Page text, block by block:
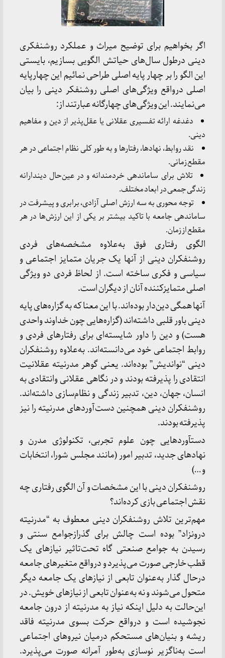
اگر بخواهیم برای توضیح میراث و عملکرد روشنفکری
دینی درطول سال‌های حیاتش الگویی بسازیم، بایستی
این الگو را بر چهار پایه اصلی طراحی نمائیم این چهارپایه
اصلی درواقع ویژگی‌های اصلی روشنفکر دینی را بیان
می‌نمایند. این ویژگی‌های چهارگانه عبارتند از:
دغدغه ارائه تفسیری عقلانی یا عقل‌پذیر از دین و مفاهیم
دینی.
نقد روابط، نهادها، رفتارها و به طور کلی نظام اجتماعی در هر
مقطع زمانی.
تلاش برای ساماندهی خردمندانه و در عین‌حال دیندارانه
زندگی جمعی در ابعاد مختلف.
توجه محوری به سه ارزش اصلی آزادی، برابری و پیشرفت در
ساماندهی جامعه با تاکید بیشتر بر یکی از این ارزش‌ها در هر
مقطع از زمان.
الگوی رفتاری فوق به‌علاوه مشخصه‌های فردی
روشنفکران دینی از آنها یک جریان متمایز اجتماعی و
سیاسی و فکری ساخته است. از لحاظ فردی دو ویژگی
اصلی متمایزکننده آنان از دیگران است.
آنها همگی دین‌دار بوده‌اند. با این معنا که به گزاره‌های پایه
دینی باور قلبی داشته‌اند (گزاره‌هایی چون خداوند واحدی
هست) و دین را داور شایسته‌ای برای رفتارهای فردی و
روابط اجتماعی خود می‌دانسته‌اند. به‌علاوه روشنفکران
دینی “نواندیش” بوده‌اند. یعنی گوهر مدرنیته عقلانیت
انتقادی را پذیرفته بودند و در نگاهی عقلانی وانتقادی به
انسان، جهان، دین، تدبیر زندگی و نظام‌سازی داشته‌اند.
روشنفکران دینی همچنین دست‌آوردهای مدرنیته را نیز
پذیرفته بودند.
دستآوردهایی چون علوم تجربی، تکنولوژی مدرن و
نهادهای جدید، تدبیر امور (مانند مجلس شورا، انتخابات
و …)
روشنفکران دینی با این مشخصات و آن الگوی رفتاری چه
نقش اجتماعی بازی کرده‌اند؟
مهم‌ترین تلاش روشنفکران دینی معطوف به “مدرنیته
درونزاد” بوده است چالش برای گذرازجوامع سنتی و
رسیدن به جوامع صنعتی گاه تحت‌تاثیر نیازهای یک
قطب خارجی صورت می‌پذیرد و درواقع متغیرهای جامعه
درحال گذار به‌عنوان تابعی از نیازهای یک جامعه دیگر
متحول می‌شوند و نه به‌عنوان تابعی از نیازهای خویش. در
این‌حالت به دلیل اینکه نیاز به مدرنیته از درون جامعه
نجوشیده است و درواقع حرکت بسوی مدرنیته فاقد
ریشه و بنیان‌های مستحکم درمیان نیروهای اجتماعی
است به‌ناگزیر نوسازی به‌طور آمرانه صورت می‌پذیرد.